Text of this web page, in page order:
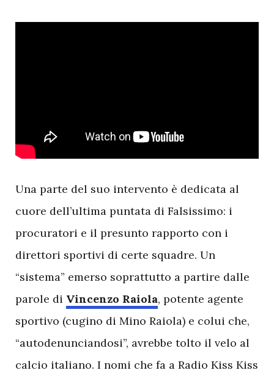
Una parte del suo intervento è dedicata al
cuore dell’ultima puntata di Falsissimo: i
procuratori e il presunto rapporto con i
direttori sportivi di certe squadre. Un
“sistema” emerso soprattutto a partire dalle
parole di Vincenzo Raiola, potente agente
sportivo (cugino di Mino Raiola) e colui che,
“autodenunciandosi”, avrebbe tolto il velo al
calcio italiano. I nomi che fa a Radio Kiss Kiss